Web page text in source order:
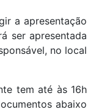
a apresentação
ser apresentada
no local
tem até às 16h
abaixo